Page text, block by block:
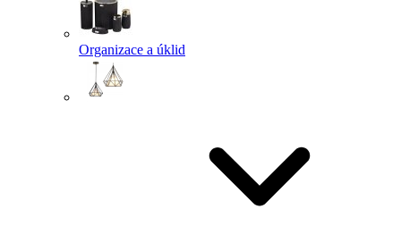
Organizace a úklid